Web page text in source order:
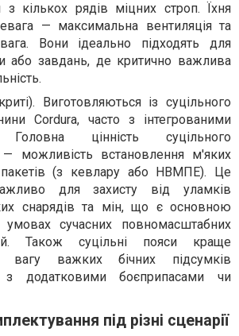
з кількох рядів міцних строп. Їхня
— максимальна вентиляція та
Вони ідеально підходять для
або завдань, де критично важлива
Виготовляються із суцільного
Cordura, часто з інтегрованими
цінність суцільного
можливість встановлення м'яких
пакетів (з кевлару або НВМПЕ). Це
для захисту від уламків
снарядів та мін, що є основною
сучасних повномасштабних
Також суцільні пояси краще
вагу важких бічних підсумків
з додатковими боєприпасами чи
під різні сценарії